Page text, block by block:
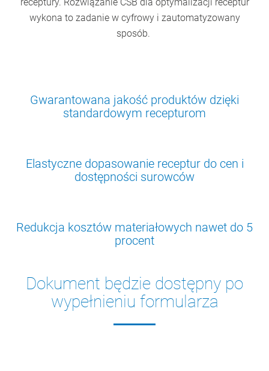
wykona to zadanie w cyfrowy i zautomatyzowany
sposób.
Gwarantowana jakość produktów dzięki
standardowym recepturom
Elastyczne dopasowanie receptur do cen i
dostępności surowców
Redukcja kosztów materiałowych nawet do 5
procent
Dokument będzie dostępny po
wypełnieniu formularza